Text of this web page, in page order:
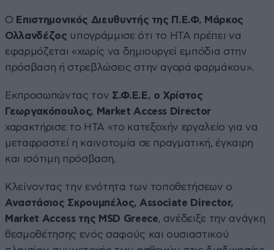
Ο Επιστημονικός Διευθυντής της Π.Ε.Φ, Μάρκος
Ολλανδέζος υπογράμμισε ότι το HTA πρέπει να
εφαρμόζεται «χωρίς να δημιουργεί εμπόδια στην
πρόσβαση ή στρεβλώσεις στην αγορά φαρμάκου».
Εκπροσωπώντας τον Σ.Φ.Ε.Ε, ο Χρίστος
Γεωργακόπουλος, Market Access Director
χαρακτήρισε το HTA «το κατεξοχήν εργαλείο για να
μεταφραστεί η καινοτομία σε πραγματική, έγκαιρη
και ισότιμη πρόσβαση.
Κλείνοντας την ενότητα των τοποθετήσεων ο
Αναστάσιος Σκρουμπέλος, Associate Director,
Market Access της MSD Greece, ανέδειξε την ανάγκη
θεσμοθέτησης ενός σαφούς και ουσιαστικού